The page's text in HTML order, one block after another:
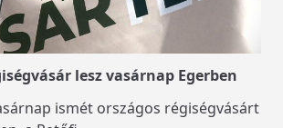
lesz vasárnap Egerben
ismét országos régiségvásárt